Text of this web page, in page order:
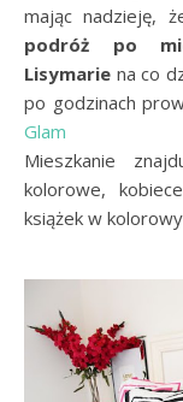
mając nadzieję,
podróż po
Lisymarie na co
po godzinach
Glam
Mieszkanie
kolorowe,
książek w